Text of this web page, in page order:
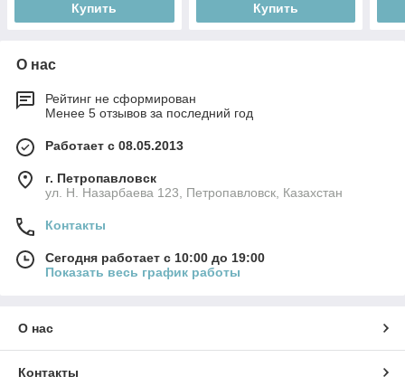
Купить Купить
О нас
Рейтинг не сформирован
Менее 5 отзывов за последний год
Работает с 08.05.2013
г. Петропавловск
ул. Н. Назарбаева 123, Петропавловск, Казахстан
Контакты
Сегодня работает с 10:00 до 19:00
Показать весь график работы
О нас
Контакты